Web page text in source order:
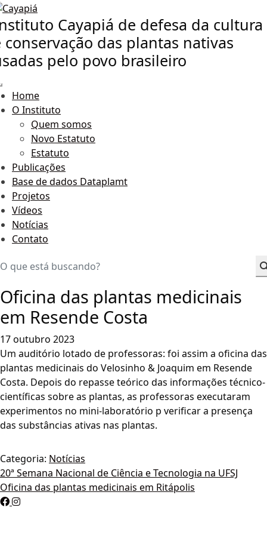
Cayapiá de defesa da cultura
conservação das plantas nativas
pelo povo brasileiro
Home
O Instituto
Quem somos
Novo Estatuto
Estatuto
Publicações
Base de dados Dataplamt
Projetos
Vídeos
Notícias
Contato
Oficina das plantas medicinais
em Resende Costa
17 outubro 2023
Um auditório lotado de professoras: foi assim a oficina das
plantas medicinais do Velosinho & Joaquim em Resende
Costa. Depois do repasse teórico das informações técnico-
científicas sobre as plantas, as professoras executaram
experimentos no mini-laboratório p verificar a presença
das substâncias ativas nas plantas.
Categoria: Notícias
Navegação
de
Post
20ª Semana Nacional de Ciência e Tecnologia na UFSJ
Oficina das plantas medicinais em Ritápolis